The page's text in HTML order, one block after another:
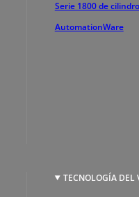
Serie 1800 de
AutomationWare
TECNOLOGÍA DEL